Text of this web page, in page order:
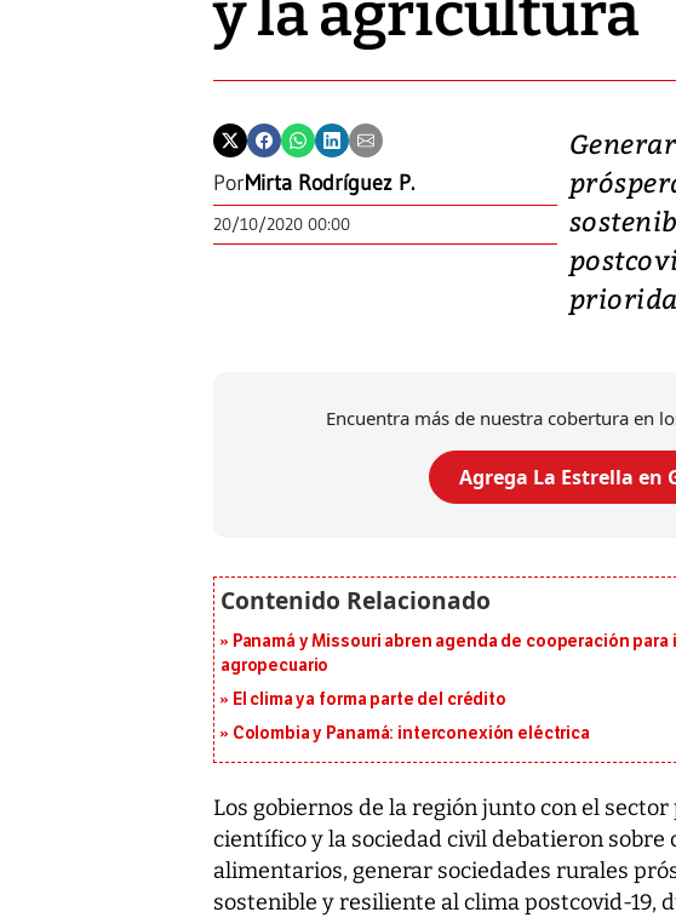
PorMirta Rodríguez P.
20/10/2020 00:00
Encuentra más de nuestra cobertura en
Agrega La Estrella en
Panamá y Missouri abren agenda de cooperación
agropecuario
El clima ya forma parte del crédito
Colombia y Panamá: interconexión eléctrica
Los gobiernos de la región junto con el
científico y la sociedad civil debatieron
alimentarios, generar sociedades rurales
sostenible y resiliente al clima postcovid-19,